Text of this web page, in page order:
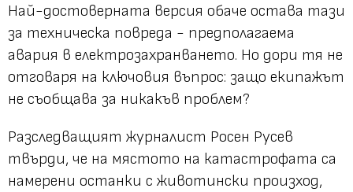
Най-достоверната версия обаче остава тази
за техническа повреда - предполагаема
авария в електрозахранването. Но дори тя не
отговаря на ключовия въпрос: защо екипажът
не съобщава за никакъв проблем?
Разследващият журналист Росен Русев
твърди, че на мястото на катастрофата са
намерени останки с животински произход,